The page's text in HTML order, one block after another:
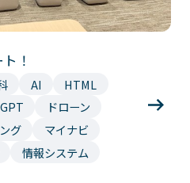
！
AI
HTML
ドローン
グ
マイナビ
情報システム